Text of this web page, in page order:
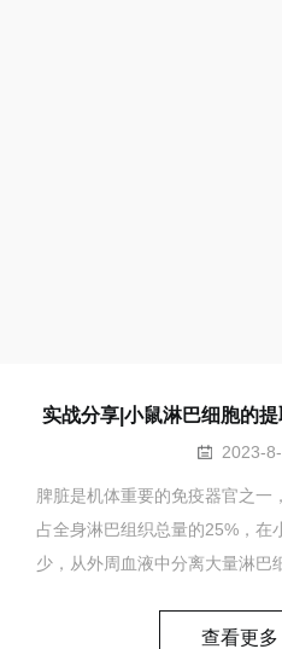
实战分享|小鼠淋巴细胞的
2023-
脾脏是机体重要的免疫器官之一
占全身淋巴组织总量的25%，在
少，从外周血液中分离大量淋巴
技大学同济医学院附属同济医院
查看更多